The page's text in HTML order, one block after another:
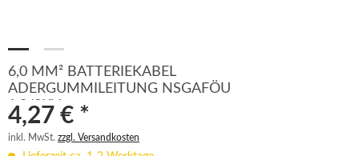
6,0 MM² BATTERIEKABEL
ADERGUMMILEITUNG NSGAFÖU
1,8/3KV
4,27 € *
inkl. MwSt. zzgl. Versandkosten